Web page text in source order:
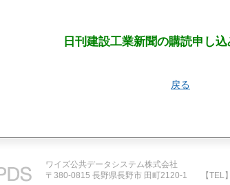
日刊建設工業新聞の購読申し込
戻る
ワイズ公共データシステム株式会社
〒380-0815 長野県長野市 田町2120-1
【